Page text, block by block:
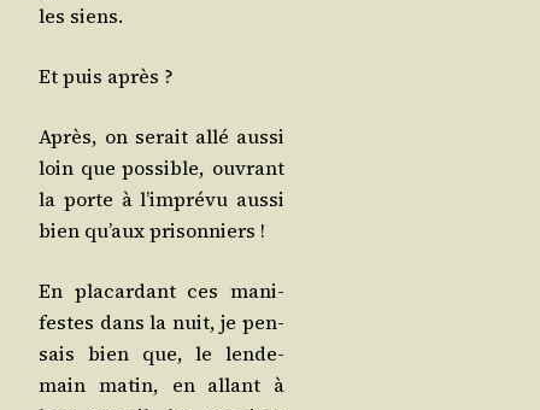
les siens.
Et puis après ?
Après, on serait allé aus­si
loin que pos­sible, ouvrant
la porte à l’im­pré­vu aus­si
bien qu’aux prisonniers !
En pla­car­dant ces mani­
festes dans la nuit, je pen­
sais bien que, le len­de­
main matin, en allant à